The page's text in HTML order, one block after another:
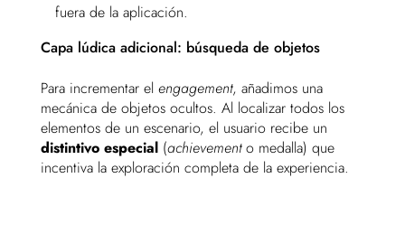
fuera de la aplicación.
Capa lúdica adicional: búsqueda de objetos
Para incrementar el engagement, añadimos una
mecánica de objetos ocultos. Al localizar todos los
elementos de un escenario, el usuario recibe un
distintivo especial(achievemento medalla) que
incentiva la exploración completa de la experiencia.